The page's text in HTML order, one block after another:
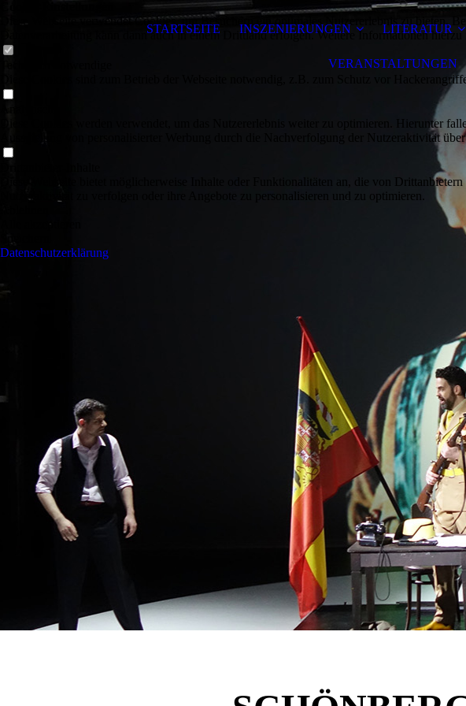
STARTSEITE IN­SZENIERUNGEN LITERATUR
VERANSTALTUNGEN
Diese Webseite verwendet Cookies, um Besuchern ein optimales Nutzererlebnis zu bieten.
Datenverarbeitung kann dann auch in einem Drittland erfolgen. Weitere Informationen
Diese Cookies sind zum Betrieb der Webseite notwendig, z.B. zum Schutz vor
Diese Cookies werden verwendet, um das Nutzererlebnis weiter zu optimieren. Hierunter
Ausspielung von personalisierter Werbung durch die Nachverfolgung der Nutzeraktivität
Diese Webseite bietet möglicherweise Inhalte oder Funktionalitäten an, die von
Nutzeraktivität zu verfolgen oder ihre Angebote zu personalisieren und zu optimieren.
Alle akzeptieren
Datenschutzerklärung